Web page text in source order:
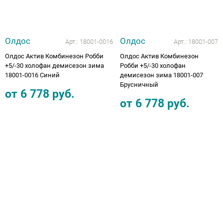
Олдос Арт.: 18001-0016
Олдос Актив Комбинезон Робби
+5/-30 холофан демисезон зима
18001-0016 Синий
от 6 778 руб.
Олдос Арт.: 18001-007
Олдос Актив Комбинезон
Робби +5/-30 холофан
демисезон зима 18001-007
Брусничный
от 6 778 руб.